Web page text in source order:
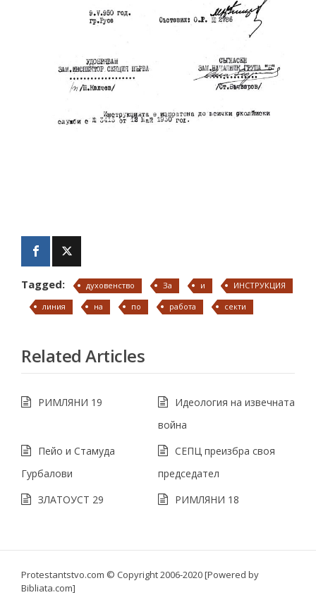
Tagged: духовенство За и
ИНСТРУКЦИЯ
линия
на по работа секти
Related Articles
РИМЛЯНИ 19
Идеология на извечната
война
Пейо и Стамуда
Гурбалови
СЕПЦ преизбра своя
председател
ЗЛАТОУСТ 29
РИМЛЯНИ 18
Protestantstvo.com © Copyright 2006-2020 [Powered by
Bibliata.com]